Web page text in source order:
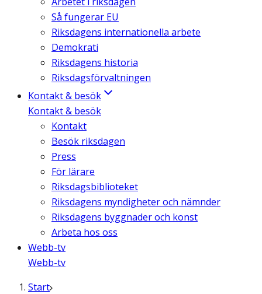
Så fungerar EU
Riksdagens internationella arbete
Demokrati
Riksdagens historia
Riksdagsförvaltningen
Kontakt & besök
Kontakt & besök
Kontakt
Besök riksdagen
Press
För lärare
Riksdagsbiblioteket
Riksdagens myndigheter och nämnder
Riksdagens byggnader och konst
Arbeta hos oss
Webb-tv
Webb-tv
Start